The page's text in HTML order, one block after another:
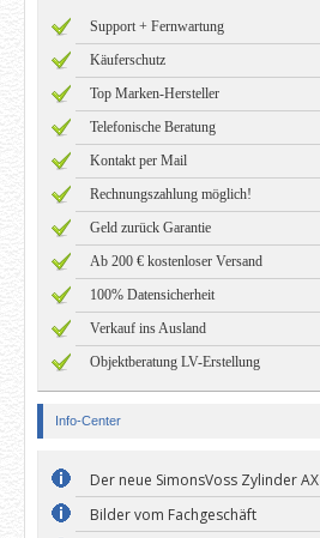
Support + Fernwartung
Käuferschutz
Top Marken-Hersteller
Telefonische Beratung
Kontakt per Mail
Rechnungszahlung möglich!
Geld zurück Garantie
Ab 200 € kostenloser Versand
100% Datensicherheit
Verkauf ins Ausland
Objektberatung LV-Erstellung
Info-Center
Der neue SimonsVoss Zylinder AX
Bilder vom Fachgeschäft